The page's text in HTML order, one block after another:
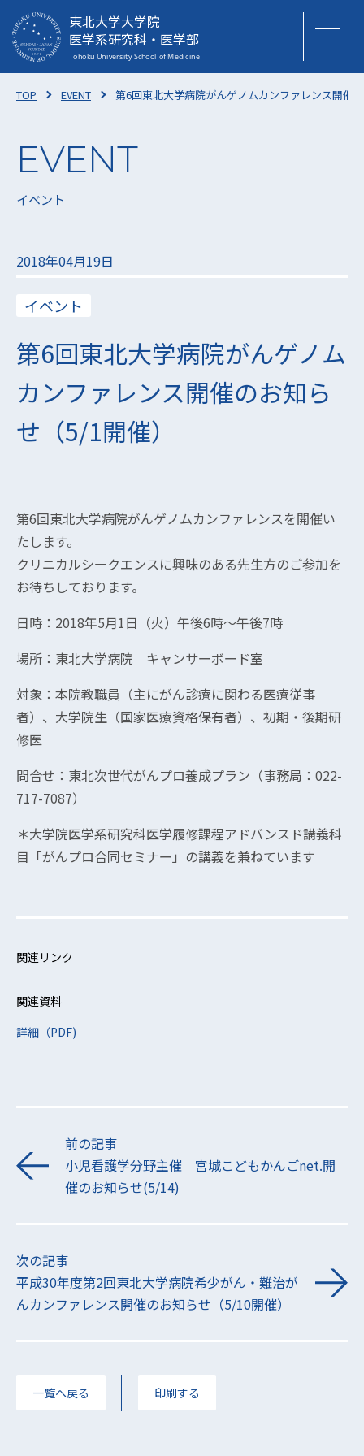
東北大学大学院
医学系研究科・医学部
TOP EVENT 第6回東北大学病院がんゲノムカンファレンス開催
イベント
2018年04月19日
イベント
第6回東北大学病院がんゲノム
カンファレンス開催のお知ら
せ（5/1開催）
第6回東北大学病院がんゲノムカンファレンスを開催い
たします。
クリニカルシークエンスに興味のある先生方のご参加を
お待ちしております。
日時：2018年5月1日（火）午後6時～午後7時
場所：東北大学病院 キャンサーボード室
対象：本院教職員（主にがん診療に関わる医療従事
者）、大学院生（国家医療資格保有者）、初期・後期研
修医
問合せ：東北次世代がんプロ養成プラン（事務局：022-
717-7087）
＊大学院医学系研究科医学履修課程アドバンスド講義科
目「がんプロ合同セミナー」の講義を兼ねています
関連リンク
関連資料
詳細（PDF)
前の記事
小児看護学分野主催 宮城こどもかんごnet.開
催のお知らせ(5/14)
次の記事
平成30年度第2回東北大学病院希少がん・難治が
んカンファレンス開催のお知らせ（5/10開催）
一覧へ戻る 印刷する